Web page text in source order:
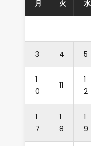
月 火 水
3 4 5
1
0
11
1
2
1
7
1
8
1
9